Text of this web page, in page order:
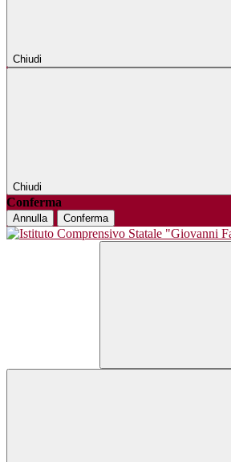
Chiudi
Chiudi
Conferma
Annulla Conferma